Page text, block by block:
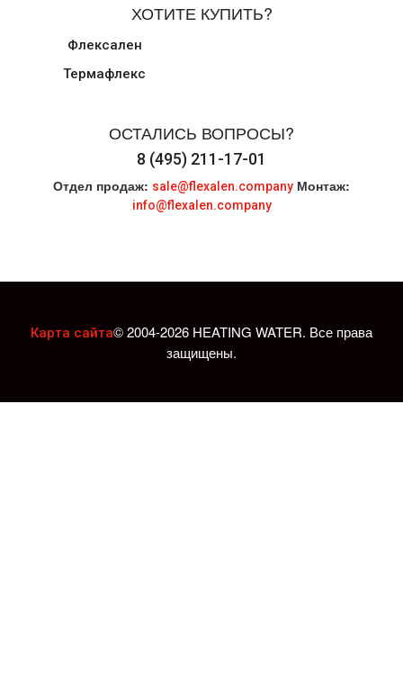
ХОТИТЕ КУПИТЬ?
Флексален
Термафлекс
ОСТАЛИСЬ ВОПРОСЫ?
8 (495) 211-17-01
Отдел продаж: sale@flexalen.company Монтаж:
info@flexalen.company
Карта сайта© 2004-2026 HEATING WATER. Все права
защищены.